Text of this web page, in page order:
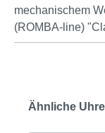
mechanischem
(ROMBA-line)
Ähnliche